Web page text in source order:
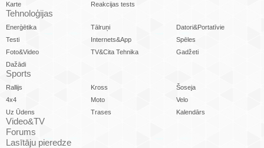
Karte
Reakcijas tests
Tehnoloģijas
Enerģētika Tālruņi
Datori&Portatīvie
Testi
Internets&App
Spēles
Foto&Video
TV&Cita Tehnika
Gadžeti
Dažādi
Sports
Rallijs Kross
Šoseja
4x4
Moto
Velo
Uz Ūdens
Trases Kalendārs
Video&TV
Forums
Lasītāju pieredze